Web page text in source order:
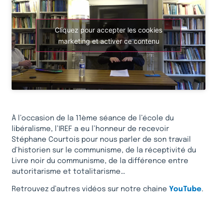
Cliquez pour accepter les cookies
marketing et activer ce contenu
À l’occasion de la 11ème séance de l’école du
libéralisme, l’IREF a eu l’honneur de recevoir
Stéphane Courtois pour nous parler de son travail
d’historien sur le communisme, de la réceptivité du
Livre noir du communisme, de la différence entre
autoritarisme et totalitarisme…
Retrouvez d’autres vidéos sur notre chaine YouTube.